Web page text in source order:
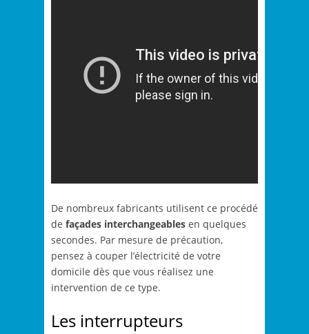
De nombreux fabricants utilisent ce procédé
de façades interchangeables en quelques
secondes. Par mesure de précaution,
pensez à couper l’électricité de votre
domicile dès que vous réalisez une
intervention de ce type.
Les interrupteurs